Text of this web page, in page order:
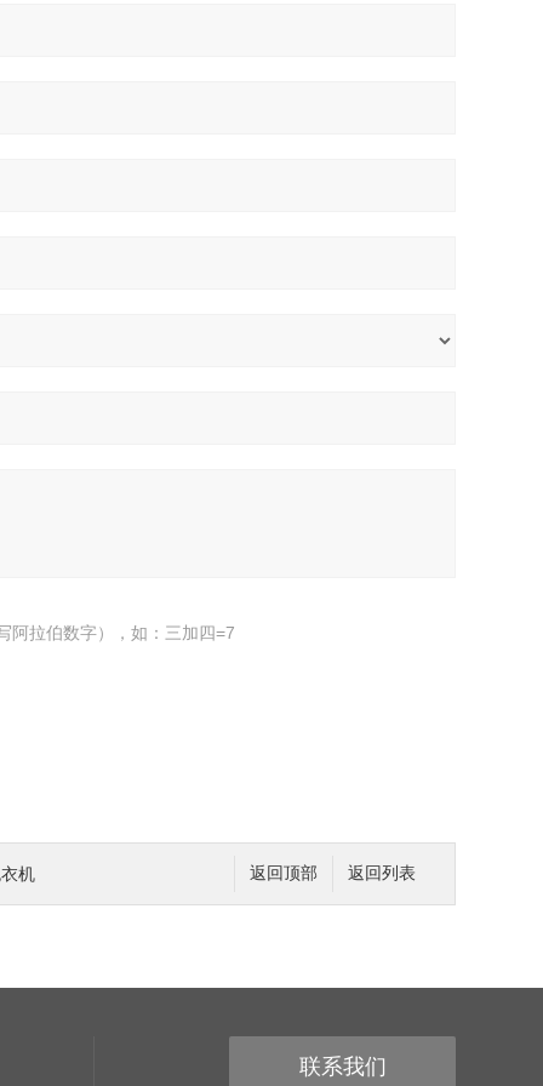
阿拉伯数字），如：三加四=7
返回列表
返回顶部
机
联系我们